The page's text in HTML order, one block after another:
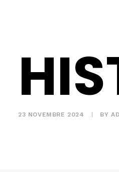
23 NOVEMBRE 2024 BY